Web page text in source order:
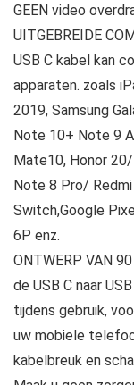
GEEN video
UITGEBREIDE
USB C kabel kan
apparaten. zoals
2019, Samsung
Note 10+ Note 9
Mate10, Honor
Note 8 Pro/
Switch,Google
6P enz.
ONTWERP VAN
de USB C naar
tijdens gebruik,
uw mobiele
kabelbreuk en